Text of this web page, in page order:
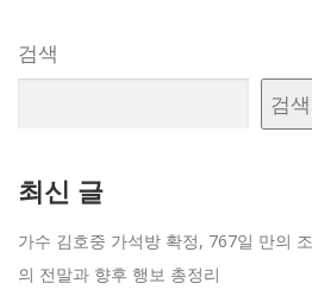
검색
검색
최신 글
가수 김호중 가석방 확정, 767일 만의
의 전말과 향후 행보 총정리